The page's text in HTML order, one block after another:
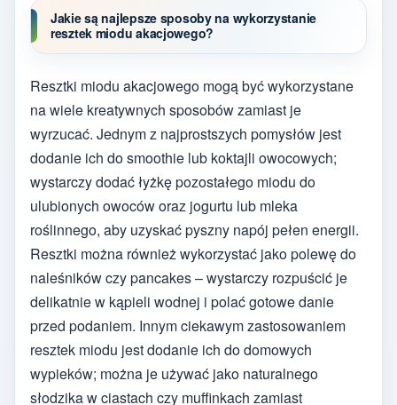
Jakie są najlepsze sposoby na wykorzystanie
resztek miodu akacjowego?
Resztki miodu akacjowego mogą być wykorzystane
na wiele kreatywnych sposobów zamiast je
wyrzucać. Jednym z najprostszych pomysłów jest
dodanie ich do smoothie lub koktajli owocowych;
wystarczy dodać łyżkę pozostałego miodu do
ulubionych owoców oraz jogurtu lub mleka
roślinnego, aby uzyskać pyszny napój pełen energii.
Resztki można również wykorzystać jako polewę do
naleśników czy pancakes – wystarczy rozpuścić je
delikatnie w kąpieli wodnej i polać gotowe danie
przed podaniem. Innym ciekawym zastosowaniem
resztek miodu jest dodanie ich do domowych
wypieków; można je używać jako naturalnego
słodzika w ciastach czy muffinkach zamiast